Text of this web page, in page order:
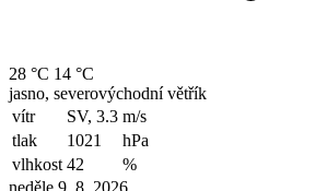
28 °C 14 °C
jasno, severovýchodní větřík
vítr
SV, 3.3 m/s
tlak
1021
hPa
vlhkost 42
%